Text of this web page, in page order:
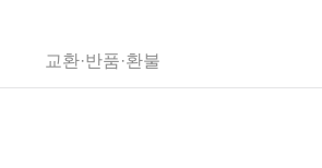
교환·반품·환불